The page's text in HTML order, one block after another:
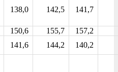
138,0 142,5 141,7
150,6 155,7
157,2
141,6 144,2
140,2